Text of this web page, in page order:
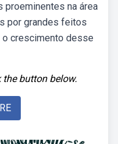
proeminentes na área
por grandes feitos
o crescimento desse
button below.